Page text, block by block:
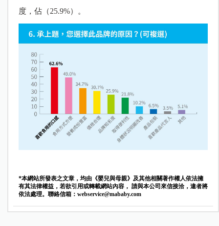
度，佔（25.9%）。
*本網站所發表之文章，均由《嬰兒與母親》及其他相關著作權人依法擁
有其法律權益，若欲引用或轉載網站內容， 請與本公司來信接洽，違者將
依法處理。聯絡信箱： webservice@mababy.com